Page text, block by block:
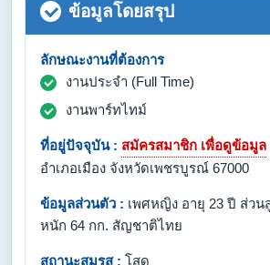
ข้อมูลโดยสรุป
ลักษณะงานที่ต้องการ
งานประจำ (Full Time)
งานพาร์ทไทม์
ที่อยู่ปัจจุบัน : สมัครสมาชิก เพื่อดูข้อมูล
อำเภอเมือง จังหวัดเพชรบูรณ์ 67000
ข้อมูลส่วนตัว : เพศหญิง อายุ 23 ปี ส่วน
หนัก 64 กก. สัญชาติไทย
สถานะสมรส : โสด